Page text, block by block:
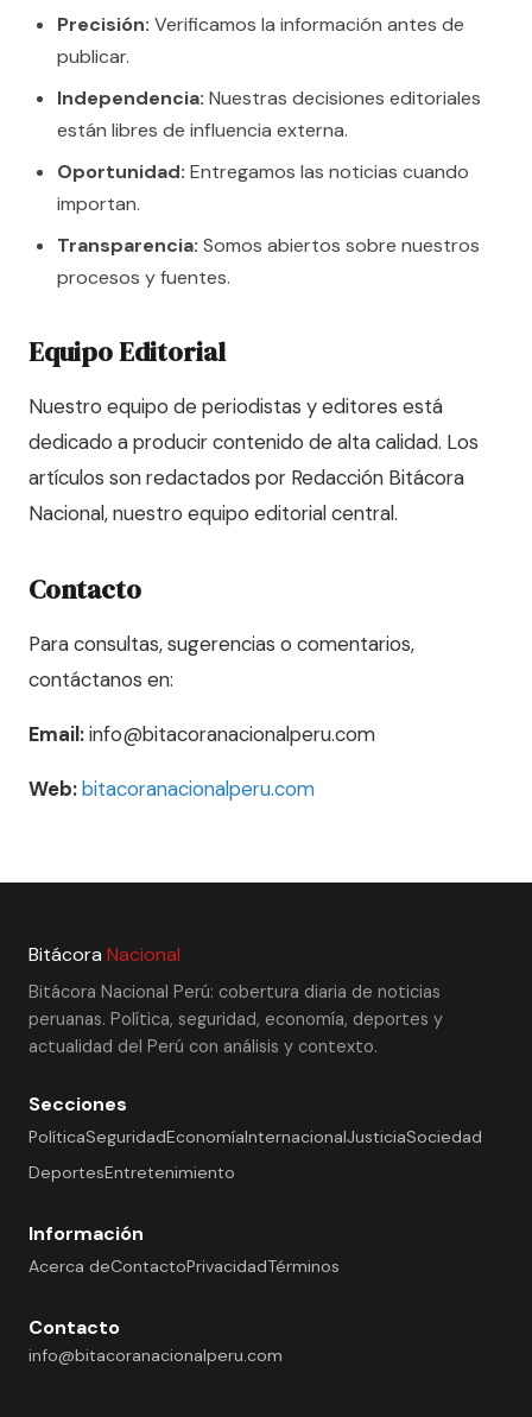
Precisión: Verificamos la información antes de
publicar.
Independencia: Nuestras decisiones editoriales
están libres de influencia externa.
Oportunidad: Entregamos las noticias cuando
importan.
Transparencia: Somos abiertos sobre nuestros
procesos y fuentes.
Equipo Editorial
Nuestro equipo de periodistas y editores está
dedicado a producir contenido de alta calidad. Los
artículos son redactados por Redacción Bitácora
Nacional, nuestro equipo editorial central.
Contacto
Para consultas, sugerencias o comentarios,
contáctanos en:
Email:info@bitacoranacionalperu.com
Web:bitacoranacionalperu.com
Bitácora Nacional
Bitácora Nacional Perú: cobertura diaria de noticias
peruanas. Política, seguridad, economía, deportes y
actualidad del Perú con análisis y contexto.
Secciones
PolíticaSeguridadEconomíaInternacionalJusticiaSociedad
DeportesEntretenimiento
Información
Acerca deContactoPrivacidadTérminos
Contacto
info@bitacoranacionalperu.com